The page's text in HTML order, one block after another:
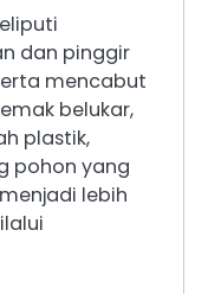
dan pinggir
mencabut
belukar,
plastik,
pohon yang
lebih